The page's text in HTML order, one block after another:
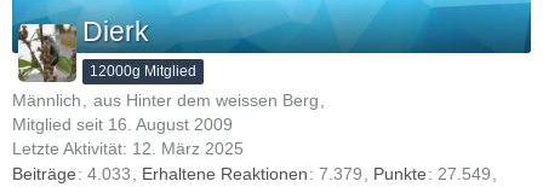
Dierk
12000g Mitglied
Männlich
aus Hinter dem weissen Berg
Mitglied seit 16. August 2009
Letzte Aktivität: 12. März 2025
Beiträge
4.033 Erhaltene Reaktionen 7.379 Punkte
27.549